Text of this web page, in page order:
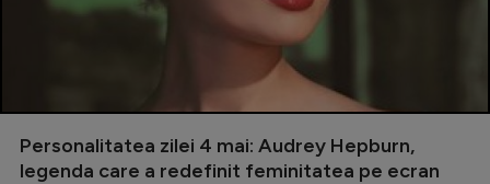
Personalitatea zilei 4 mai: Audrey Hepburn,
legenda care a redefinit feminitatea pe ecran